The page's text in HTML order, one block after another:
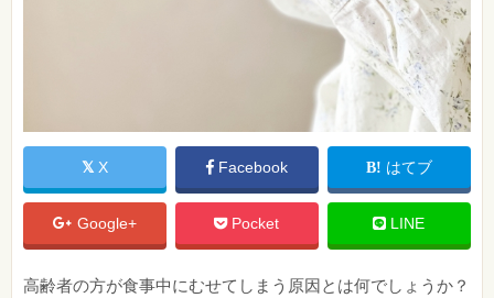
X Facebook はてブ
Google+ Pocket LINE
高齢者の方が食事中にむせてしまう原因とは何でしょうか？